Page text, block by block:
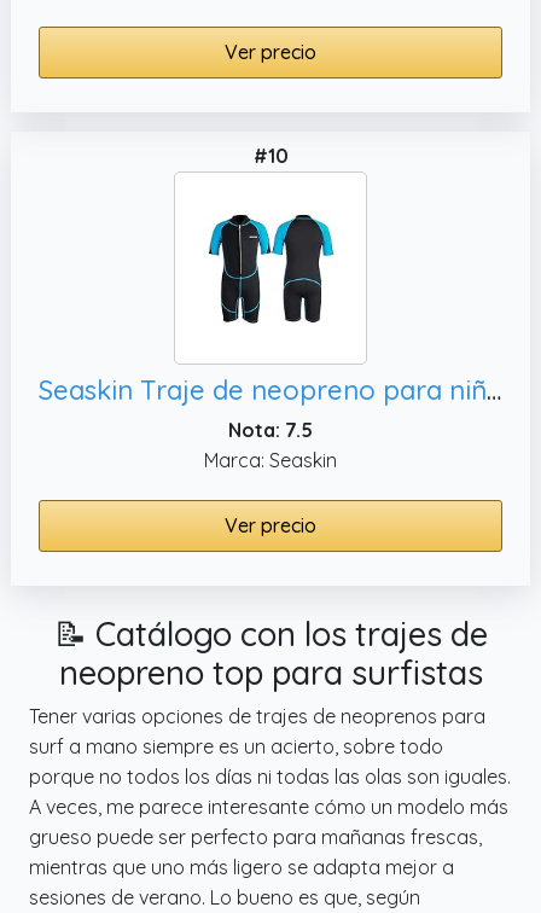
Ver precio
#10
Seaskin Traje de neopreno para niños pequeños, 2 mm con cremallera frontal
Nota: 7.5
Marca: Seaskin
Ver precio
📝 Catálogo con los trajes de
neopreno top para surfistas
Tener varias opciones de trajes de neoprenos para
surf a mano siempre es un acierto, sobre todo
porque no todos los días ni todas las olas son iguales.
A veces, me parece interesante cómo un modelo más
grueso puede ser perfecto para mañanas frescas,
mientras que uno más ligero se adapta mejor a
sesiones de verano. Lo bueno es que, según